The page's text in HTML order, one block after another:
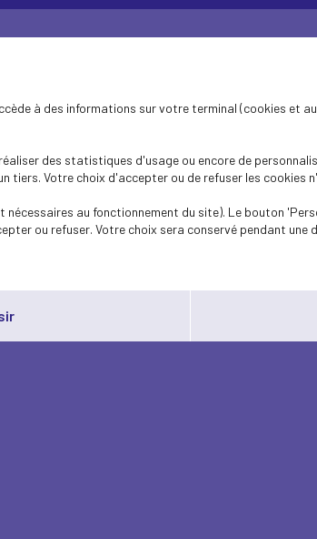
à des informations sur votre terminal (cookies et
des statistiques d'usage ou encore de
Votre choix d'accepter ou de refuser les
au fonctionnement du site). Le bouton
ou refuser. Votre choix sera conservé pendant une